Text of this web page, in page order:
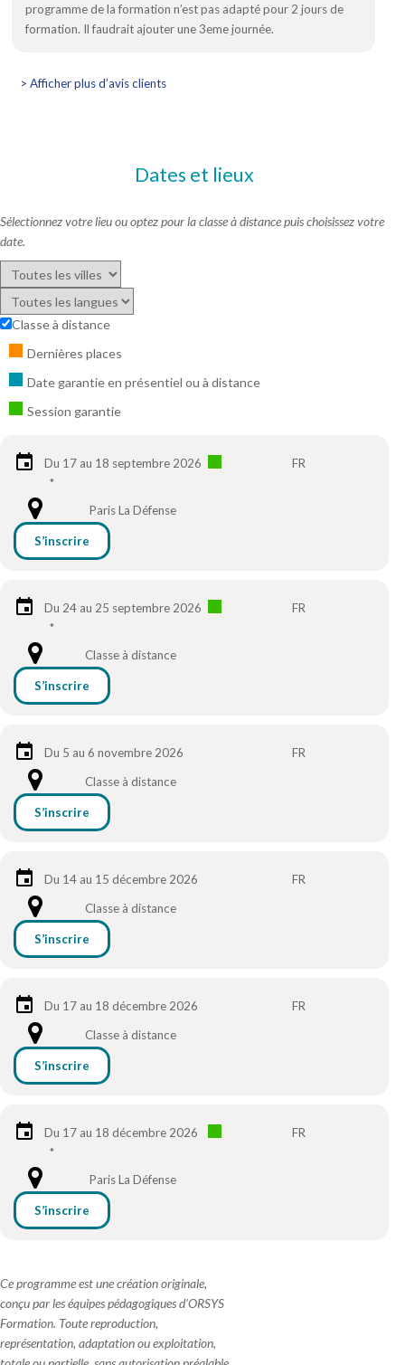
programme de la formation n’est pas adapté pour 2 jours de
formation. Il faudrait ajouter une 3eme journée.
> Afficher plus d’avis clients
Dates et lieux
Sélectionnez votre lieu ou optez pour la classe à distance puis choisissez votre
date.
Classe à distance
Dernières places
Date garantie en présentiel ou à distance
Session garantie
Du 17 au 18 septembre 2026
*
FR
Paris La Défense
S’inscrire
Du 24 au 25 septembre 2026
*
FR
Classe à distance
S’inscrire
Du 5 au 6 novembre 2026
FR
Classe à distance
S’inscrire
Du 14 au 15 décembre 2026
FR
Classe à distance
S’inscrire
Du 17 au 18 décembre 2026
FR
Classe à distance
S’inscrire
Du 17 au 18 décembre 2026
*
FR
Paris La Défense
S’inscrire
Ce programme est une création originale,
conçu par les équipes pédagogiques d'ORSYS
Formation. Toute reproduction,
représentation, adaptation ou exploitation,